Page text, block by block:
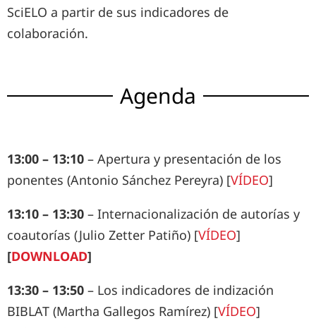
SciELO a partir de sus indicadores de
colaboración.
Agenda
13:00 – 13:10 – Apertura y presentación de los
ponentes (Antonio Sánchez Pereyra) [VÍDEO]
13:10 – 13:30 – Internacionalización de autorías y
coautorías (Julio Zetter Patiño) [VÍDEO]
[DOWNLOAD]
13:30 – 13:50 – Los indicadores de indización
BIBLAT (Martha Gallegos Ramírez) [VÍDEO]